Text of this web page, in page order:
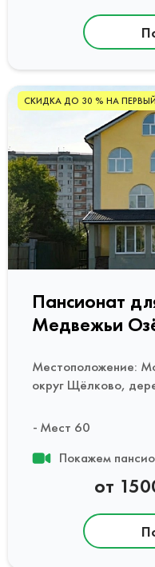
СКИДКА ДО 30 % НА
Пансионат
Медвежьи
Местоположение:
округ Щёлково,
Мест 60
Покажем
от